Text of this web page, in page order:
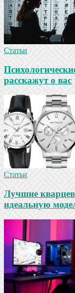
Статьи
расскажут о вас
Статьи
Лучшие
идеальную